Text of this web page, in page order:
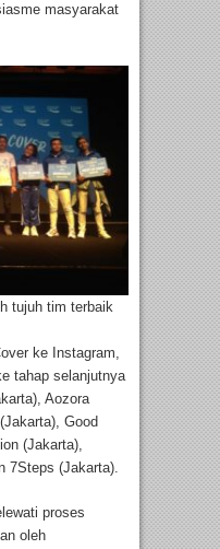
masyarakat
tujuh tim terbaik
ke Instagram,
tahap selanjutnya
Aozora
Good
(Jakarta),
7Steps (Jakarta).
proses
oleh